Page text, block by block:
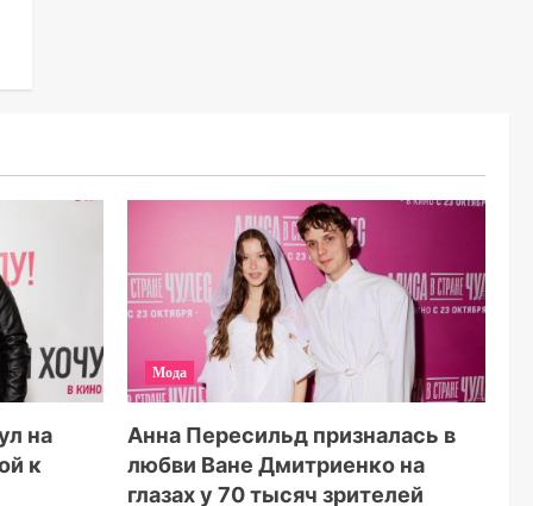
на
к
Мода
Анна Пересильд призналась в
любви Ване Дмитриенко на
глазах у 70 тысяч зрителей